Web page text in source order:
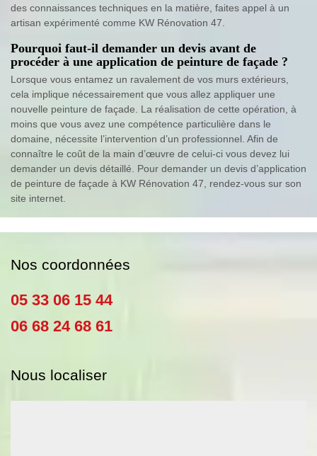
des connaissances techniques en la matière, faites appel à un
artisan expérimenté comme KW Rénovation 47.
Pourquoi faut-il demander un devis avant de
procéder à une application de peinture de façade ?
Lorsque vous entamez un ravalement de vos murs extérieurs,
cela implique nécessairement que vous allez appliquer une
nouvelle peinture de façade. La réalisation de cette opération, à
moins que vous avez une compétence particulière dans le
domaine, nécessite l’intervention d’un professionnel. Afin de
connaître le coût de la main d’œuvre de celui-ci vous devez lui
demander un devis détaillé. Pour demander un devis d’application
de peinture de façade à KW Rénovation 47, rendez-vous sur son
site internet.
Nos coordonnées
05 33 06 15 44
06 68 24 68 61
Nous localiser